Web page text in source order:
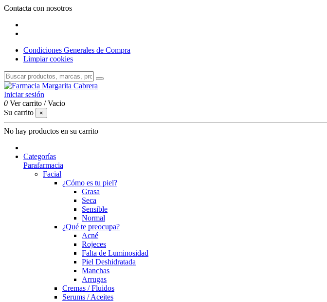
Contacta con nosotros
Condiciones Generales de Compra
Limpiar cookies
Iniciar sesión
0 Ver carrito /Vacio
Su carrito
×
No hay productos en su carrito
Categorías
Parafarmacia
Facial
¿Cómo es tu piel?
Grasa
Seca
Sensible
Normal
¿Qué te preocupa?
Acné
Rojeces
Falta de Luminosidad
Piel Deshidratada
Manchas
Arrugas
Cremas / Fluidos
Serums / Aceites